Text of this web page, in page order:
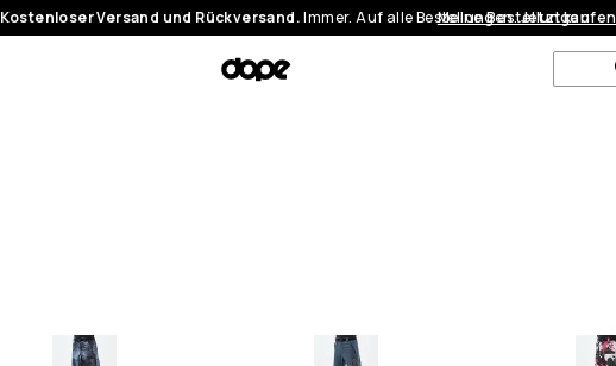
Kostenloser Versand und Rückversand.Immer. Auf alle Bestellungen.Jetzt kaufen
Meine Bestellungen